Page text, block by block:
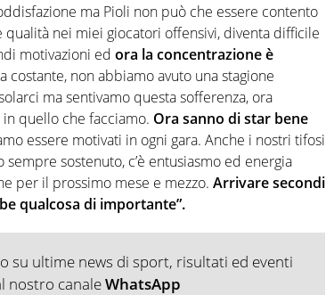
ma Pioli non può che essere contento
qualità nei miei giocatori offensivi, diventa difficile
motivazioni ed ora la concentrazione è
costante, non abbiamo avuto una stagione
ma sentivamo questa sofferenza, ora
quello che facciamo. Ora sanno di star bene
essere motivati in ogni gara. Anche i nostri tifosi
sostenuto, c’è entusiasmo ed energia
per il prossimo mese e mezzo. Arrivare secondi
qualcosa di importante”.
su ultime news di sport, risultati ed eventi
nostro canaleWhatsApp